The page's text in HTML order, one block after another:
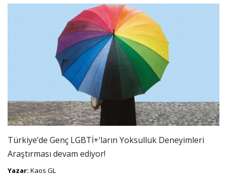
Türkiye’de Genç LGBTİ+’ların Yoksulluk Deneyimleri
Araştırması devam ediyor!
Yazar: Kaos GL